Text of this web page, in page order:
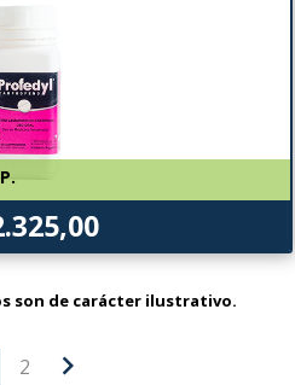
son de carácter ilustrativo.
2 chevron_right